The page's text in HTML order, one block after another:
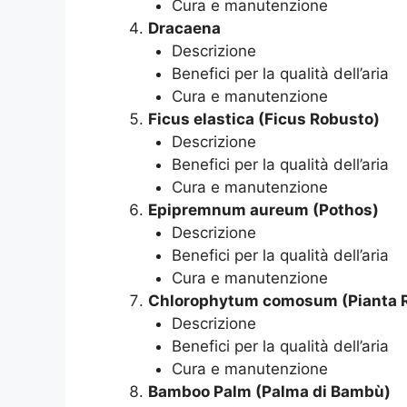
Cura e manutenzione
Dracaena
Descrizione
Benefici per la qualità dell’aria
Cura e manutenzione
Ficus elastica (Ficus Robusto)
Descrizione
Benefici per la qualità dell’aria
Cura e manutenzione
Epipremnum aureum (Pothos)
Descrizione
Benefici per la qualità dell’aria
Cura e manutenzione
Chlorophytum comosum (Pianta
Descrizione
Benefici per la qualità dell’aria
Cura e manutenzione
Bamboo Palm (Palma di Bambù)